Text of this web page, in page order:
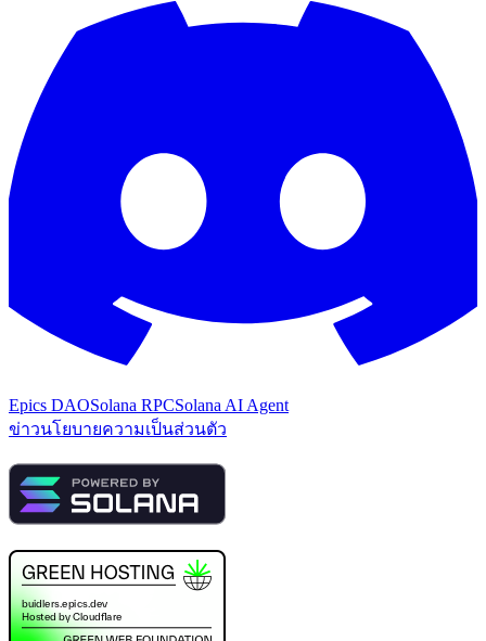
Epics DAOSolana RPCSolana AI Agent
ข่าวนโยบายความเป็นส่วนตัว